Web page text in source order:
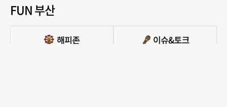
FUN 부산